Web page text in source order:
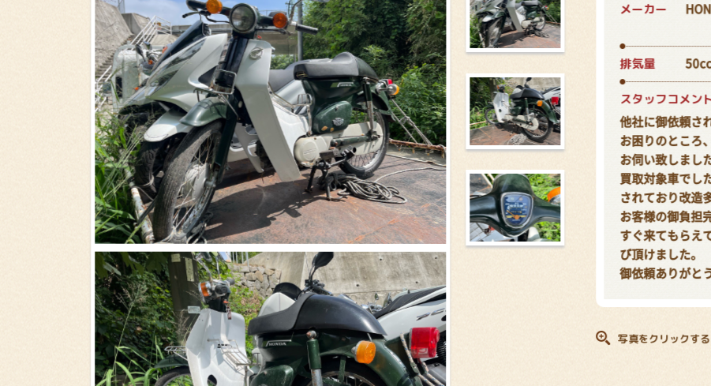
メーカー
排気量 50cc
スタッフコメン
他社に御依頼さ
お困りのところ
お伺い致しました
買取対象車でし
されており改造
お客様の御負担
すぐ来てもらえ
び頂けました。
御依頼ありがと
写真をクリックする